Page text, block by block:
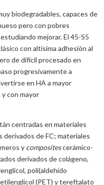
biodegradables, capaces de
pero con pobres
mejorar. El 45-S5
con altísima adhesión al
de difícil procesado en
progresivamente a
en HA a mayor
con mayor
centradas en materiales
derivados de FC; materiales
y compositescerámico-
derivados de colágeno,
poli(aldehído
(PET) y tereftalato